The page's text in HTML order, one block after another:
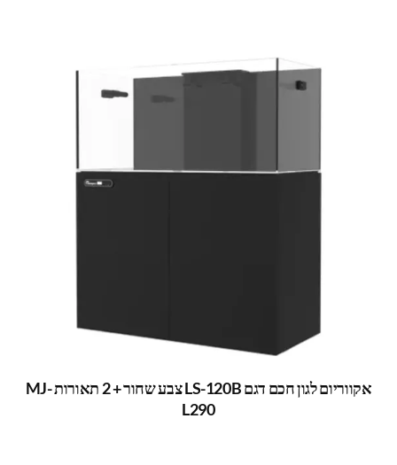
אקווריום לגון חכם דגם LS-120B צבע שחור + 2 תאורות MJ-
L290